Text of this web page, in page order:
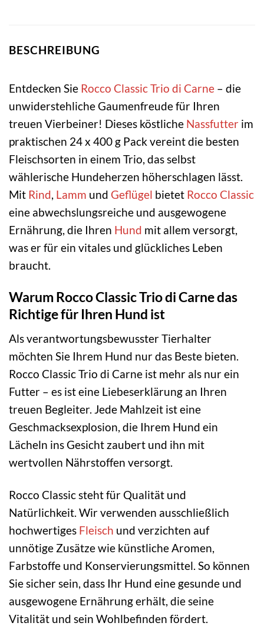
BESCHREIBUNG
Entdecken Sie Rocco ClassicTrio di Carne – die
unwiderstehliche Gaumenfreude für Ihren
treuen Vierbeiner! Dieses köstliche Nassfutter im
praktischen 24 x 400 g Pack vereint die besten
Fleischsorten in einem Trio, das selbst
wählerische Hundeherzen höherschlagen lässt.
Mit Rind Lamm und Geflügel bietet Rocco Classic
eine abwechslungsreiche und ausgewogene
Ernährung, die Ihren Hund mit allem versorgt,
was er für ein vitales und glückliches Leben
braucht.
Warum Rocco Classic Trio di Carne das
Richtige für Ihren Hund ist
Als verantwortungsbewusster Tierhalter
möchten Sie Ihrem Hund nur das Beste bieten.
Rocco Classic Trio di Carne ist mehr als nur ein
Futter – es ist eine Liebeserklärung an Ihren
treuen Begleiter. Jede Mahlzeit ist eine
Geschmacksexplosion, die Ihrem Hund ein
Lächeln ins Gesicht zaubert und ihn mit
wertvollen Nährstoffen versorgt.
Rocco Classic steht für Qualität und
Natürlichkeit. Wir verwenden ausschließlich
hochwertiges Fleisch und verzichten auf
unnötige Zusätze wie künstliche Aromen,
Farbstoffe und Konservierungsmittel. So können
Sie sicher sein, dass Ihr Hund eine gesunde und
ausgewogene Ernährung erhält, die seine
Vitalität und sein Wohlbefinden fördert.